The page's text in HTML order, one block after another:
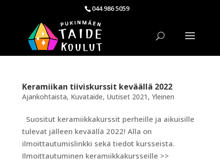
044 986 5059
Keramiikan tiiviskurssit keväällä 2022
Ajankohtaista, Kuvataide, Uutiset 2021 , Yleinen
Suositut keramiikkakurssit perheille ja aikuisille
tulevat jälleen keväällä 2022! Alla on
ilmoittautumislinkki sekä tiedot kursseista.
Ilmoittautuminen keramiikkakursseille >>